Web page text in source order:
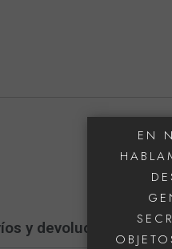
y devoluciones
EN